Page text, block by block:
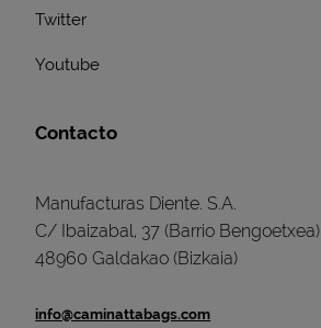
Twitter
Youtube
Contacto
Manufacturas Diente. S.A.
C/ Ibaizabal, 37 (Barrio Bengoetxea)
48960 Galdakao (Bizkaia)
info@caminattabags.com